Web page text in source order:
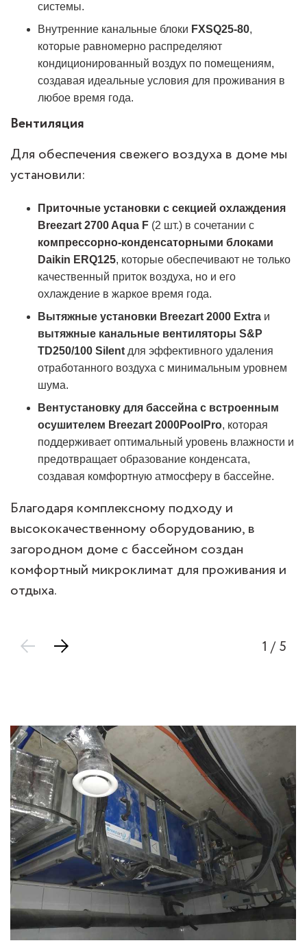
системы.
Внутренние канальные блоки FXSQ25-80,
которые равномерно распределяют
кондиционированный воздух по помещениям,
создавая идеальные условия для проживания в
любое время года.
Вентиляция
Для обеспечения свежего воздуха в доме мы
установили:
Приточные установки с секцией охлаждения
Breezart 2700 Aqua F (2 шт.) в сочетании с
компрессорно-конденсаторными блоками
Daikin ERQ125, которые обеспечивают не только
качественный приток воздуха, но и его
охлаждение в жаркое время года.
Вытяжные установки Breezart 2000 Extra и
вытяжные канальные вентиляторы S&P
TD250/100 Silent для эффективного удаления
отработанного воздуха с минимальным уровнем
шума.
Вентустановку для бассейна с встроенным
осушителем Breezart 2000PoolPro, которая
поддерживает оптимальный уровень влажности и
предотвращает образование конденсата,
создавая комфортную атмосферу в бассейне.
Благодаря комплексному подходу и
высококачественному оборудованию, в
загородном доме с бассейном создан
комфортный микроклимат для проживания и
отдыха.
1 / 5